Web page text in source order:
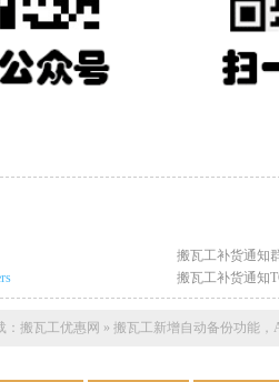
搬瓦工补货通知
搬瓦工补货通知
搬瓦工优惠网 » 搬瓦工新增自动备份功能，